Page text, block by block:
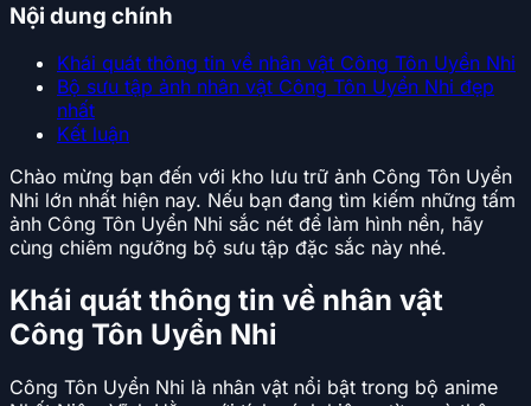
Nội dung chính
Khái quát thông tin về nhân vật Công Tôn Uyển Nhi
Bộ sưu tập ảnh nhân vật Công Tôn Uyển Nhi đẹp
nhất
Kết luận
Chào mừng bạn đến với kho lưu trữ ảnh Công Tôn Uyển
Nhi lớn nhất hiện nay. Nếu bạn đang tìm kiếm những tấm
ảnh Công Tôn Uyển Nhi sắc nét để làm hình nền, hãy
cùng chiêm ngưỡng bộ sưu tập đặc sắc này nhé.
Khái quát thông tin về nhân vật
Công Tôn Uyển Nhi
Công Tôn Uyển Nhi là nhân vật nổi bật trong bộ anime